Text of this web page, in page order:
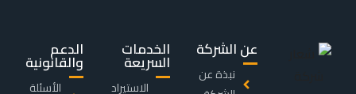
عن الشركة
نبذة عن
الخدمات
السريعة
الاستيراد
الدعم
والقانونية
الأسئلة